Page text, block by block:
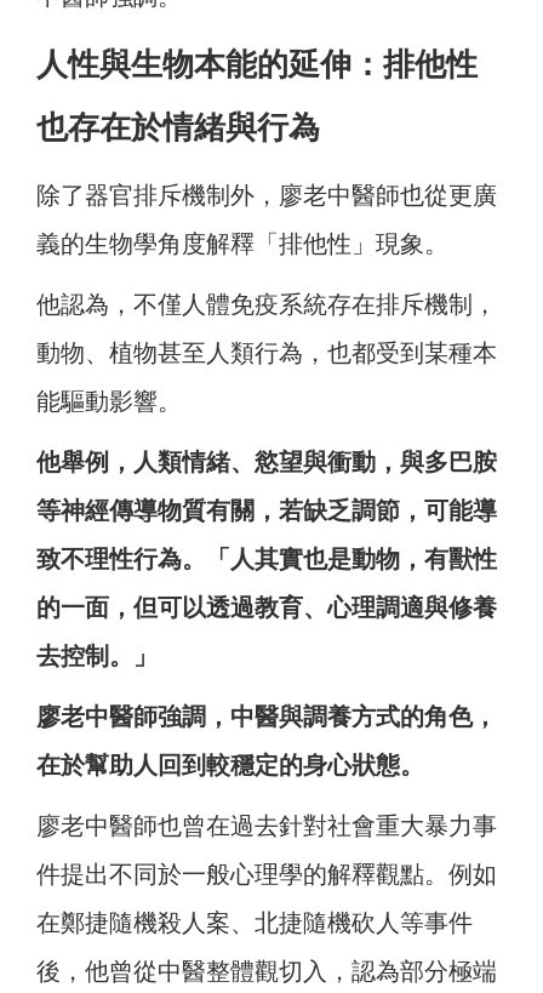
人性與生物本能的延伸：排他性
也存在於情緒與行為
除了器官排斥機制外，廖老中醫師也從更廣
義的生物學角度解釋「排他性」現象。
他認為，不僅人體免疫系統存在排斥機制，
動物、植物甚至人類行為，也都受到某種本
能驅動影響。
他舉例，人類情緒、慾望與衝動，與多巴胺
等神經傳導物質有關，若缺乏調節，可能導
致不理性行為。「人其實也是動物，有獸性
的一面，但可以透過教育、心理調適與修養
去控制。」
廖老中醫師強調，中醫與調養方式的角色，
在於幫助人回到較穩定的身心狀態。
廖老中醫師也曾在過去針對社會重大暴力事
件提出不同於一般心理學的解釋觀點。例如
在鄭捷隨機殺人案、北捷隨機砍人等事件
後，他曾從中醫整體觀切入，認為部分極端